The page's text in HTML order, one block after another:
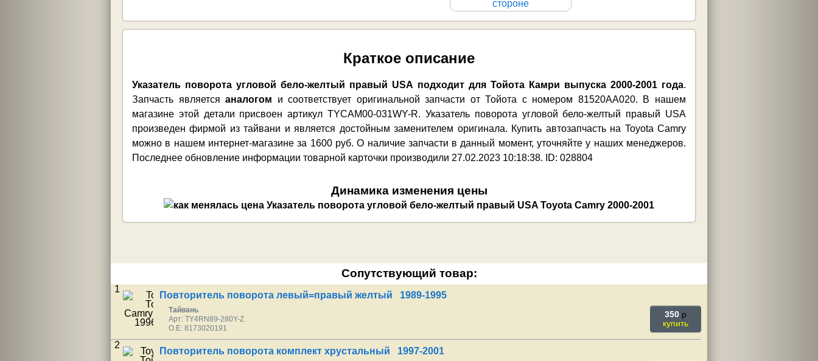
стороне
Краткое описание
Указатель поворота угловой бело-желтый правый USA подходит для Тойота Камри выпуска 2000-2001 года.
Запчасть являетсяаналогом и соответствует оригинальной запчасти от Тойота с номером 81520AA020. В нашем
магазине этой детали присвоен артикул TYCAM00-031WY-R. Указатель поворота угловой бело-желтый правый USA
произведен фирмой из тайвани и является достойным заменителем оригинала. Купить автозапчасть на Toyota Camry
можно в нашем интернет-магазине за 1600 руб. О наличие запчасти в данный момент, уточняйте у наших менеджеров.
Последнее обновление информации товарной карточки производили 27.02.2023 10:18:38. ID: 028804
Динамика изменения цены
Сопутствующий товар:
1
Повторитель поворота левый=правый желтый 1989-1995
Тайвань
Арт: TY4RN89-280Y-Z
O.E: 8173020191
350 p
купить
2
Повторитель поворота комплект хрустальный 1997-2001